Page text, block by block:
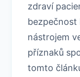
zdraví
bezpečnost
nástrojem
příznaků
tomto